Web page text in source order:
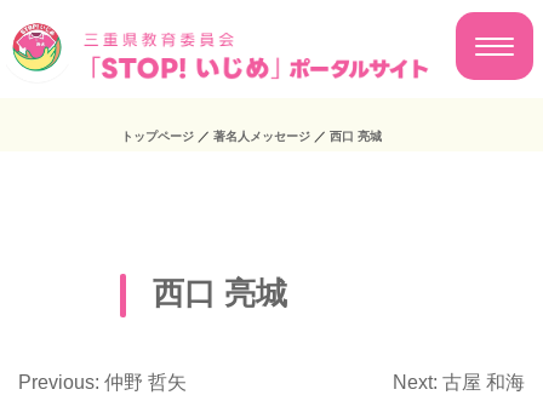
トップページ ／ 著名人メッセージ ／ 西口 亮城
西口 亮城
Previous: 仲野 哲矢 Next: 古屋 和海